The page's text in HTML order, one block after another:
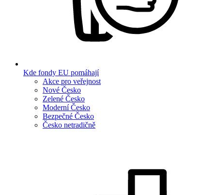
Kde fondy EU pomáhají
Akce pro veřejnost
Nové Česko
Zelené Česko
Moderní Česko
Bezpečné Česko
Česko netradičně